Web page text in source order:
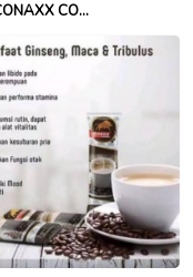
CO...